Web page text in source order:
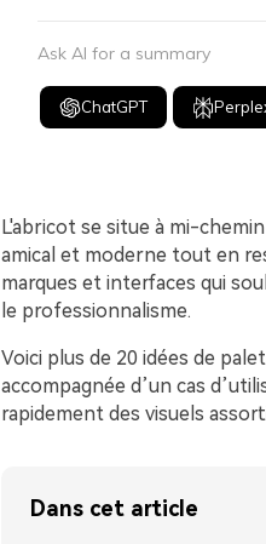
Ask AI for a summary
ChatGPT
L'abricot se situe à mi-
amical et moderne tout en
marques et interfaces qui
le professionnalisme.
Voici plus de 20 idées de
accompagnée d’un cas
rapidement des visuels
Dans cet article